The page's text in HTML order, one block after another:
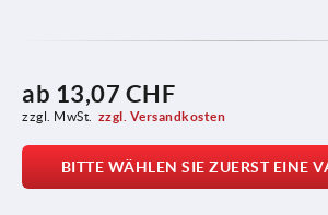
ab 13,07 CHF
zzgl. MwSt. zzgl. Versandkosten
BITTE WÄHLEN SIE ZUERST EINE